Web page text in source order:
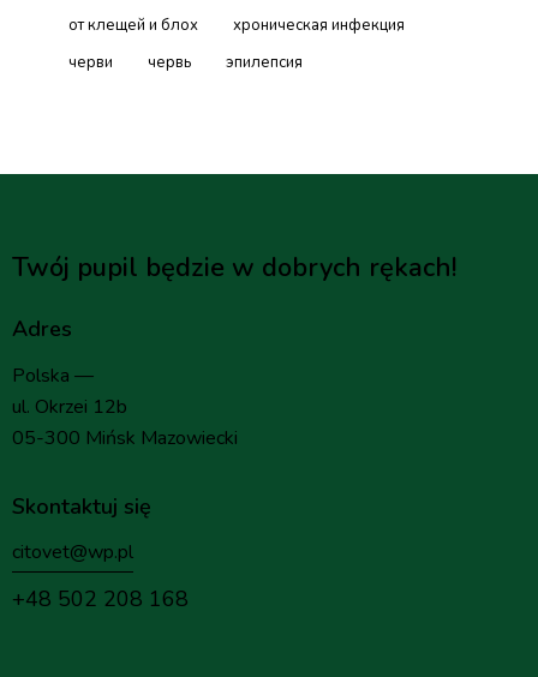
от клещей и блох
хроническая инфекция
черви
червь эпилепсия
Twój pupil będzie w dobrych rękach!
Adres
Polska —
ul. Okrzei 12b
05-300 Mińsk Mazowiecki
Skontaktuj się
citovet@wp.pl
+48 502 208 168